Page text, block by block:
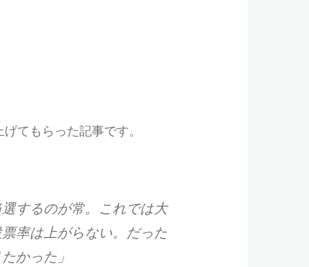
てもらった記事です。
するのが常。これでは大
率は上がらない。だった
かった」